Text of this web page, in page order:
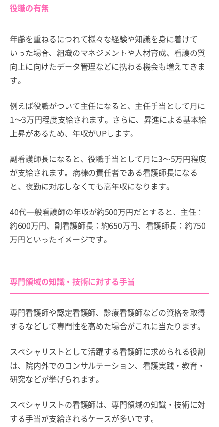
役職の有無
年齢を重ねるにつれて様々な経験や知識を身に着けて
いった場合、組織のマネジメントや人材育成、看護の質
向上に向けたデータ管理などに携わる機会も増えてきま
す。
例えば役職がついて主任になると、主任手当として月に
1～3万円程度支給されます。さらに、昇進による基本給
上昇があるため、年収がUPします。
副看護師長になると、役職手当として月に3～5万円程度
が支給されます。病棟の責任者である看護師長になる
と、夜勤に対応しなくても高年収になります。
40代一般看護師の年収が約500万円だとすると、主任：
約600万円、副看護師長：約650万円、看護師長：約750
万円といったイメージです。
専門領域の知識・技術に対する手当
専門看護師や認定看護師、診療看護師などの資格を取得
するなどして専門性を高めた場合がこれに当たります。
スペシャリストとして活躍する看護師に求められる役割
は、院内外でのコンサルテーション、看護実践・教育・
研究などが挙げられます。
スペシャリストの看護師は、専門領域の知識・技術に対
する手当が支給されるケースが多いです。